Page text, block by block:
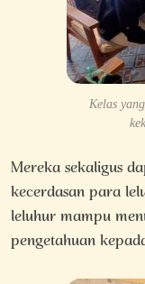
Kelas
Mereka
kecerdasan para
leluhur mampu
pengetahuan